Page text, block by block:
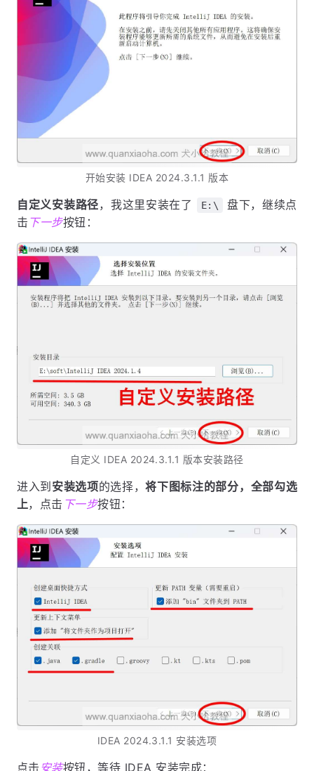
开始安装 IDEA 2024.3.1.1 版本
自定义安装路径，我这里安装在了 E:\
盘下，继续点
击 下一步按钮：
自定义 IDEA 2024.3.1.1 版本安装路径
进入到安装选项的选择，将下图标注的部分，全部勾选
上，点击 下一步按钮：
IDEA 2024.3.1.1 安装选项
点击 安装按钮，等待 IDEA 安装完成：